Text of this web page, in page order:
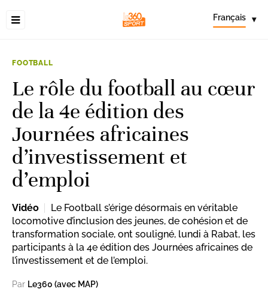
Français ▾
FOOTBALL
Le rôle du football au cœur
de la 4e édition des
Journées africaines
d’investissement et
d’emploi
Vidéo
Le Football s’érige désormais en véritable
locomotive d’inclusion des jeunes, de cohésion et de
transformation sociale, ont souligné, lundi à Rabat, les
participants à la 4e édition des Journées africaines de
l’investissement et de l’emploi.
Par Le360 (avec MAP)